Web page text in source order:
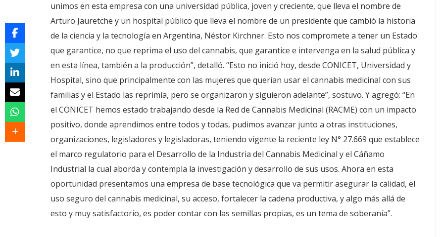
unimos en esta empresa con una universidad pública, joven y creciente, que lleva el nombre de
Arturo Jauretche y un hospital público que lleva el nombre de un presidente que cambió la historia
de la ciencia y la tecnología en Argentina, Néstor Kirchner. Esto nos compromete a tener un Estado
que garantice, no que reprima el uso del cannabis, que garantice e intervenga en la salud pública y
en esta línea, también a la producción”, detalló. “Esto no inició hoy, desde CONICET, Universidad y
Hospital, sino que principalmente con las mujeres que querían usar el cannabis medicinal con sus
familias y el Estado las reprimía, pero se organizaron y siguieron adelante”, sostuvo. Y agregó: “En
el CONICET hemos estado trabajando desde la Red de Cannabis Medicinal (RACME) con un impacto
positivo, donde aprendimos entre todos y todas, pudimos avanzar junto a otras instituciones,
organizaciones, legisladores y legisladoras, teniendo vigente la reciente ley N° 27.669 que establece
el marco regulatorio para el Desarrollo de la Industria del Cannabis Medicinal y el Cáñamo
Industrial la cual aborda y contempla la investigación y desarrollo de sus usos. Ahora en esta
oportunidad presentamos una empresa de base tecnológica que va permitir asegurar la calidad, el
uso seguro del cannabis medicinal, su acceso, fortalecer la cadena productiva, y algo más allá de
esto y muy satisfactorio, es poder contar con las semillas propias, es un tema de soberanía”.